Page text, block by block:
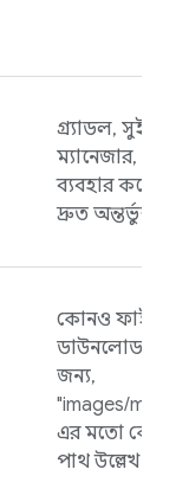
গ্র্যাডল, সুইফট
ম্যানেজার, অথবা
ব্যবহার করে
দ্রুত অন্তর্ভুক্ত
কোনও ফাইল
ডাউনলোড বা
জন্য,
"images/
এর মতো কোনও
পাথ উল্লেখ